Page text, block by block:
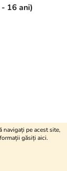
pe acest site,
găsiți aici.
16 ani)